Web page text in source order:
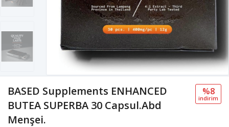
BASED Supplements ENHANCED
BUTEA SUPERBA 30 Capsul.Abd
Menşei.
%8
i̇ndi̇ri̇m